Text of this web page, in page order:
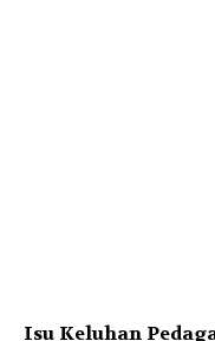
Isu Keluhan